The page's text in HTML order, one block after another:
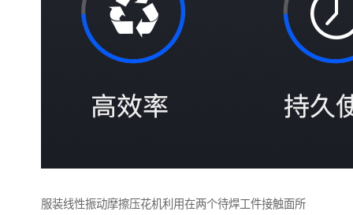
服装线性振动摩擦压花机利用在两个待焊工件接触面所